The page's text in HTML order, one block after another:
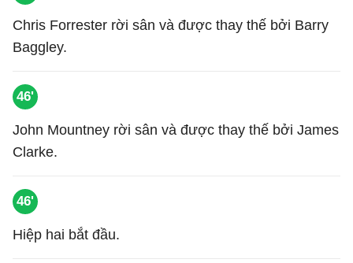
Chris Forrester rời sân và được thay thế bởi Barry
Baggley.
46'
John Mountney rời sân và được thay thế bởi James
Clarke.
46'
Hiệp hai bắt đầu.